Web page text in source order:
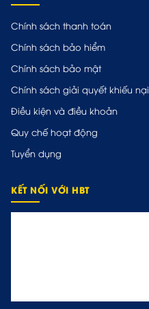
Chính sách thanh toán
Chính sách bảo hiểm
Chính sách bảo mật
Chính sách giải quyết khiếu nại
Điều kiện và điều khoản
Quy chế hoạt động
Tuyển dụng
KẾT NỐI VỚI HBT